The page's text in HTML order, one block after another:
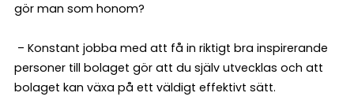
gör man som honom?
– Konstant jobba med att få in riktigt bra inspirerande
personer till bolaget gör att du själv utvecklas och att
bolaget kan växa på ett väldigt effektivt sätt.